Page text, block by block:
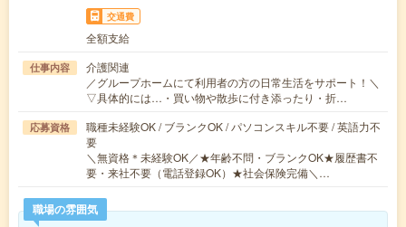
交通費
全額支給
仕事内容
介護関連
／グループホームにて利用者の方の日常生活をサポート！＼
▽具体的には…・買い物や散歩に付き添ったり・折…
応募資格
職種未経験OK / ブランクOK / パソコンスキル不要 / 英語力不
要
＼無資格＊未経験OK／★年齢不問・ブランクOK★履歴書不
要・来社不要（電話登録OK）★社会保険完備＼…
職場の雰囲気